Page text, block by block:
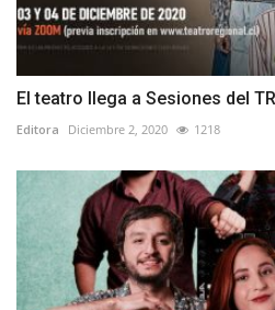
El teatro llega a Sesiones del
Editora Diciembre 2, 2020 1218